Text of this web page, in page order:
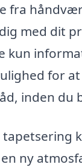
fra
med dit
kun
for
inden du
en ny